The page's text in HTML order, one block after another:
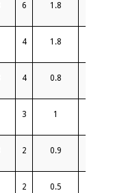
6 1.8
4 1.8
4 0.8
3 1
2 0.9
2 0.5